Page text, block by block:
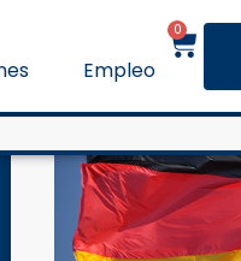
Empleo
0